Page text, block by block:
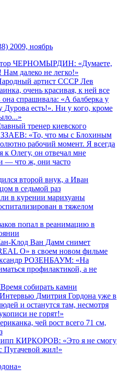
2009, ноябрь
ЧЕРНОМЫРДИН: «Думаете,
Нам далеко не легко!»
артист СССР Лев
очень красивая, к ней все
спрашивала: «А балберка у
Дурова есть!». Ни у кого, кроме
тренер киевского
«То, что мы с Блохиным
рабочий момент. Я всегда
к Олегу, он отвечал мне
— что ж, они часто
второй внук, а Иван
в седьмой раз
в курении марихуаны
в тяжелом
попал в реанимацию в
Клод Ван Дамм снимет
O» в своем новом фильме
РОЗЕНБАУМ: «На
профилактикой, а не
Время собирать камни
Дмитрия Гордона уже в
и останутся там, несмотря
не горят!»
чей рост всего 71 см,
КИРКОРОВ: «Это я не смогу
Пугачевой жил!»